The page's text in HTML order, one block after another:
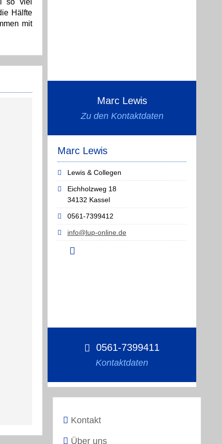
Marc Lewis
Zu den Kontaktdaten
Marc Lewis
Lewis & Collegen
Eichholzweg 18
34132 Kassel
0561-7399412
info@lup-online.de
0561-7399411
Kontaktdaten
Kontakt
Über uns
so viel
Hälfte
mit